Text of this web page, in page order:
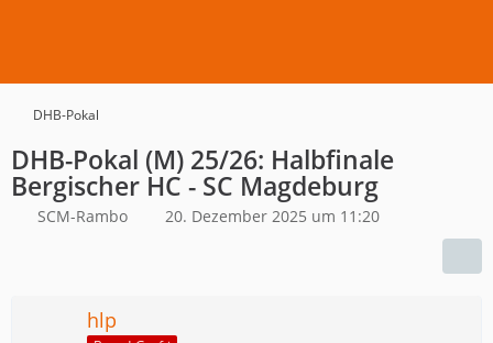
DHB-Pokal
DHB-Pokal (M) 25/26: Halbfinale
Bergischer HC - SC Magdeburg
SCM-Rambo 20. Dezember 2025 um 11:20
hlp